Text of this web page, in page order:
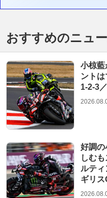
おすすめのニュ
小椋藍
ント
1-2-3
好調の
しむ
ルテ
ギリス